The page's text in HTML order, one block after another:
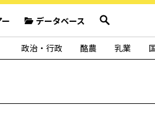
データベース
政治・行政 酪農 乳業